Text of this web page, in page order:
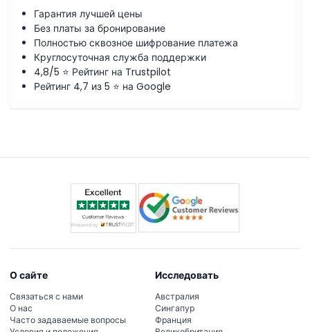
Гарантия лучшей цены
Без платы за бронирование
Полностью сквозное шифрование платежа
Круглосуточная служба поддержки
4,8/5 ⭐ Рейтинг на Trustpilot
Рейтинг 4,7 из 5 ⭐ на Google
О сайте
Связаться с нами
О нас
Часто задаваемые вопросы
Исследовать
Австралия
Сингапур
Франция